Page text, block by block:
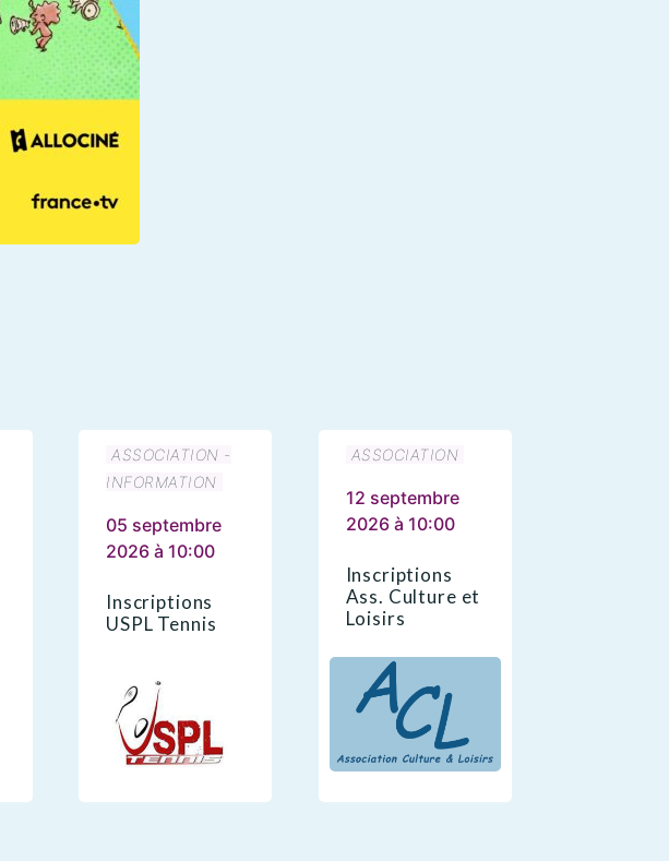
ASSOCIATION -
INFORMATION
05 septembre
2026 à 10:00
Inscriptions
USPL Tennis
ASSOCIATION
12 septembre
2026 à 10:00
Inscriptions
Ass. Culture et
Loisirs